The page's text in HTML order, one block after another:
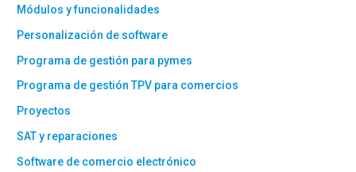
Módulos y funcionalidades
Personalización de software
Programa de gestión para pymes
Programa de gestión TPV para comercios
Proyectos
SAT y reparaciones
Software de comercio electrónico